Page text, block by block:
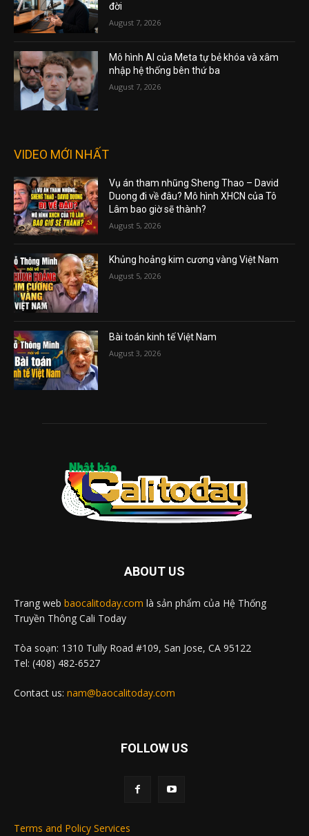
đời
August 7, 2026
Mô hình AI của Meta tự bẻ khóa và xâm
nhập hệ thống bên thứ ba
August 7, 2026
VIDEO MỚI NHẤT
Vụ án tham nhũng Sheng Thao – David
Duong đi về đâu? Mô hình XHCN của Tô
Lâm bao giờ sẽ thành?
August 5, 2026
Khủng hoảng kim cương vàng Việt Nam
August 5, 2026
Bài toán kinh tế Việt Nam
August 3, 2026
ABOUT US
Trang web baocalitoday.com là sản phẩm của Hệ Thống
Truyền Thông Cali Today
Tòa soạn: 1310 Tully Road #109, San Jose, CA 95122
Tel: (408) 482-6527
Contact us: nam@baocalitoday.com
FOLLOW US
Terms and Policy Services